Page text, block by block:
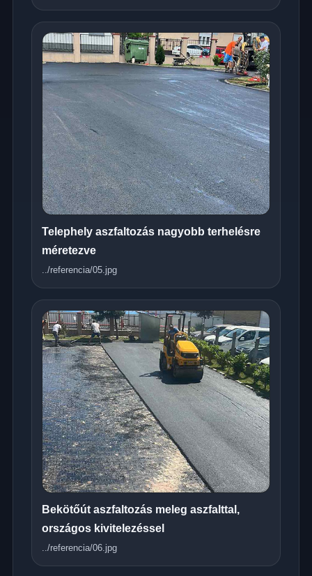
Telephely aszfaltozás nagyobb terhelésre
méretezve
../referencia/05.jpg
Bekötőút aszfaltozás meleg aszfalttal,
országos kivitelezéssel
../referencia/06.jpg